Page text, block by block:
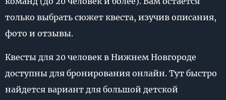
только выбрать сюжет квеста, изучив описания,
фото и отзывы.
Квесты для 20 человек в Нижнем Новгороде
доступны для бронирования онлайн. Тут быстро
найдется вариант для большой детской